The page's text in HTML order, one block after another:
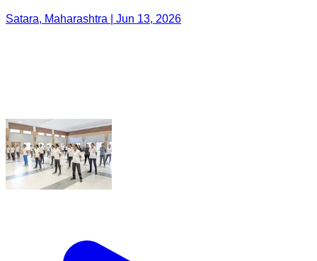
Satara, Maharashtra | Jun 13, 2026